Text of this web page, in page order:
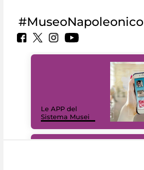
#MuseoNapoleonico
Le APP del
Sistema Musei